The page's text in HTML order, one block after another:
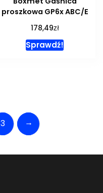
proszkowa GP6x ABC/E
178,49zł
Sprawdź!
3 →